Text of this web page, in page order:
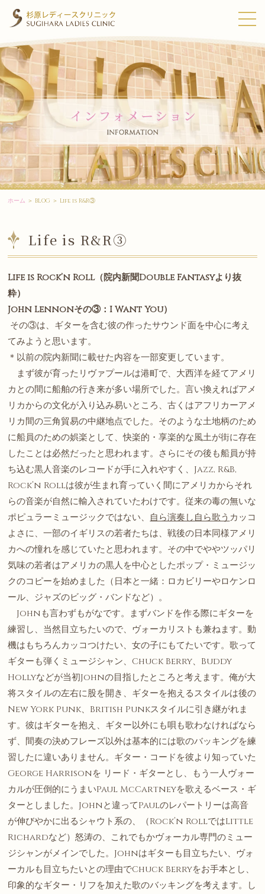
ホーム ＞ BLOG ＞ Life is R&R③
Life is R&R③
Life is Rock’n Roll（院内新聞Double Fantasyより抜
粋）
John Lennonその③：I Want You）
その③は、ギターを含む彼の作ったサウンド面を中心に考え
てみようと思います。
＊以前の院内新聞に載せた内容を一部変更しています。
まず彼が育ったリヴァプールは港町で、大西洋を経てアメリ
カとの間に船舶の行き来が多い場所でした。言い換えればアメ
リカからの文化が入り込み易いところ、古くはアフリカーアメ
リカ間の三角貿易の中継地点でした。そのような土地柄のため
に船員のための娯楽として、快楽的・享楽的な風土が街に存在
したことは必然だったと思われます。さらにその後も船員が持
ち込む黒人音楽のレコードが手に入れやすく、Jazz, R&B,
Rock’n Rollは彼が生まれ育っていく間にアメリカからそれ
らの音楽が自然に輸入されていたわけです。従来の毒の無いな
ポピュラーミュージックではない、 自ら演奏し自ら歌う カッコ
よさに、一部のイギリスの若者たちは、戦後の日本同様アメリ
カへの憧れを感じていたと思われます。その中でややツッパリ
気味の若者はアメリカの黒人を中心としたポップ・ミュージッ
クのコピーを始めました（日本と一緒：ロカビリーやロケンロ
ール、ジャズのビッグ・バンドなど）。
Johnも言わずもがなです。まずバンドを作る際にギターを
練習し、当然目立ちたいので、ヴォーカリストも兼ねます。動
機はもちろんカッコつけたい、女の子にもてたいです。歌って
ギターも弾くミュージシャン、Chuck Berry、Buddy
Hollyなどが当初Johnの目指したところと考えます。俺が大
将スタイルの左右に股を開き、ギターを抱えるスタイルは後の
New York Punk、British Punkスタイルに引き継がれま
す。彼はギターを抱え、ギター以外にも唄も歌わなければなら
ず、間奏の決めフレーズ以外は基本的には歌のバッキングを練
習したに違いありません。ギター・コードを彼より知っていた
George Harrisonを リード・ギターとし、もう一人ヴォー
カルが圧倒的にうまいPaul McCartneyを歌えるベース・ギ
ターとしました。Johnと違ってPaulのレパートリーは高音
が伸びやかに出るシャウト系の、（Rock’n RollではLittle
Richardなど）怒涛の、これでもかヴォーカル専門のミュー
ジシャンがメインでした。Johnはギターも目立ちたい、ヴォ
ーカルも目立ちたいとの理由でChuck Berryをお手本とし、
印象的なギター・リフを加えた歌のバッキングを考えます。し